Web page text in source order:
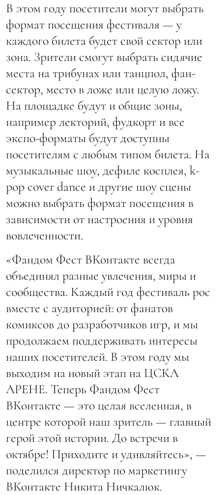
В этом году посетители могут выбрать
формат посещения фестиваля — у
каждого билета будет свой сектор или
зона. Зрители смогут выбрать сидячие
места на трибунах или танцпол, фан-
сектор, место в ложе или целую ложу.
На площадке будут и общие зоны,
например лекторий, фудкорт и все
экспо-форматы будут доступны
посетителям с любым типом билета. На
музыкальные шоу, дефиле косплея, k-
pop cover dance и другие шоу сцены
можно выбрать формат посещения в
зависимости от настроения и уровня
вовлеченности.
«Фандом Фест ВКонтакте всегда
объединял разные увлечения, миры и
сообщества. Каждый год фестиваль рос
вместе с аудиторией: от фанатов
комиксов до разработчиков игр, и мы
продолжаем поддерживать интересы
наших посетителей. В этом году мы
выходим на новый этап на ЦСКА
АРЕНЕ. Теперь Фандом Фест
ВКонтакте — это целая вселенная, в
центре которой наш зритель — главный
герой этой истории. До встречи в
октябре! Приходите и удивляйтесь», —
поделился директор по маркетингу
ВКонтакте Никита Ничкалюк.